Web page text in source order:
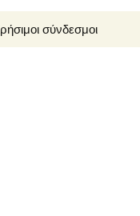
σύνδεσμοι